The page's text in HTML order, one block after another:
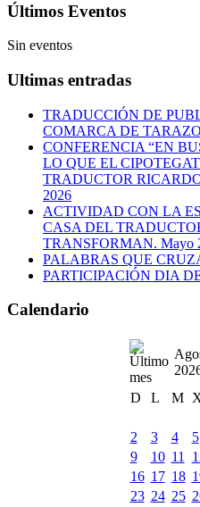
Últimos Eventos
Sin eventos
Ultimas entradas
TRADUCCIÓN DE
COMARCA DE
CONFERENCIA “EN
LO QUE EL
TRADUCTOR
2026
ACTIVIDAD CON LA
CASA DEL
TRANSFORMAN. Mayo
PALABRAS QUE
PARTICIPACIÓN DIA
Calendario
D
L M
2
3 4 5
9
10 11
16 17 18
23 24 25